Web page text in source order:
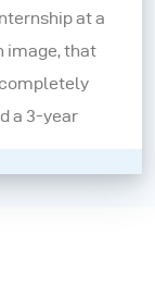
at a
image, that
a 3-year
more and to